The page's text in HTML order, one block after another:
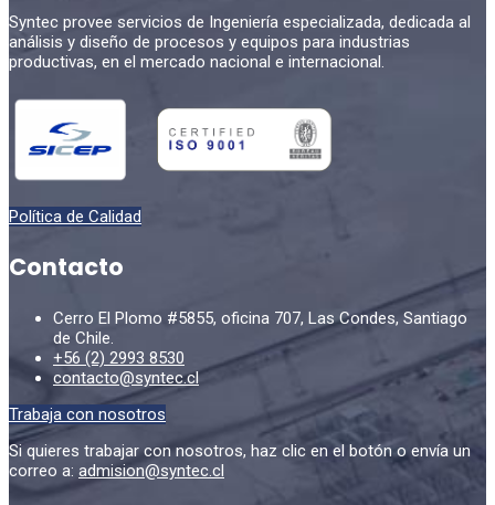
Syntec provee servicios de Ingeniería especializada, dedicada al
análisis y diseño de procesos y equipos para industrias
productivas, en el mercado nacional e internacional.
Política de Calidad
Contacto
Cerro El Plomo #5855, oficina 707, Las Condes, Santiago
de Chile.
+56 (2) 2993 8530
contacto@syntec.cl
Trabaja con nosotros
Si quieres trabajar con nosotros, haz clic en el botón o envía un
correo a: admision@syntec.cl